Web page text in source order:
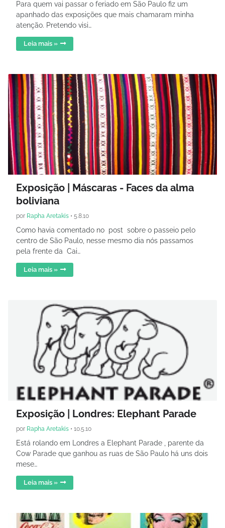
Para quem vai passar o feriado em São Paulo fiz um
apanhado das exposições que mais chamaram minha
atenção. Pretendo visi…
Leia mais »
Exposição | Máscaras - Faces da alma
boliviana
por Rapha Aretakis • 5.8.10
Como havia comentado no post sobre o passeio pelo
centro de São Paulo, nesse mesmo dia nós passamos
pela frente da Cai…
Leia mais »
Exposição | Londres: Elephant Parade
por Rapha Aretakis • 10.5.10
Está rolando em Londres a Elephant Parade , parente da
Cow Parade que ganhou as ruas de São Paulo há uns dois
mese…
Leia mais »